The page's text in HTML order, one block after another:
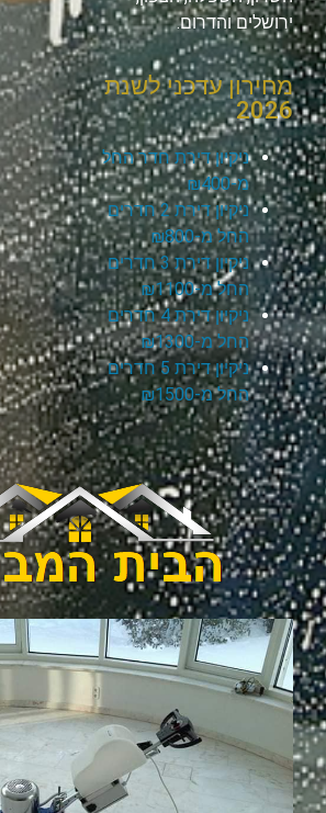
ירושלים והדרום.
מחירון עדכני לשנת
2026
ניקיון דירת חדר החל
מ-₪400
ניקיון דירת 2 חדרים
החל מ-₪800
ניקיון דירת 3 חדרים
החל מ-₪1100
ניקיון דירת 4 חדרים
החל מ-₪1300
ניקיון דירת 5 חדרים
החל מ-₪1500